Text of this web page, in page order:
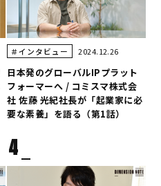
＃インタビュー 2024.12.26
日本発のグローバルIPプラット
フォーマーへ / コミスマ株式会
社 佐藤 光紀社長が「起業家に必
要な素養」を語る（第1話）
4